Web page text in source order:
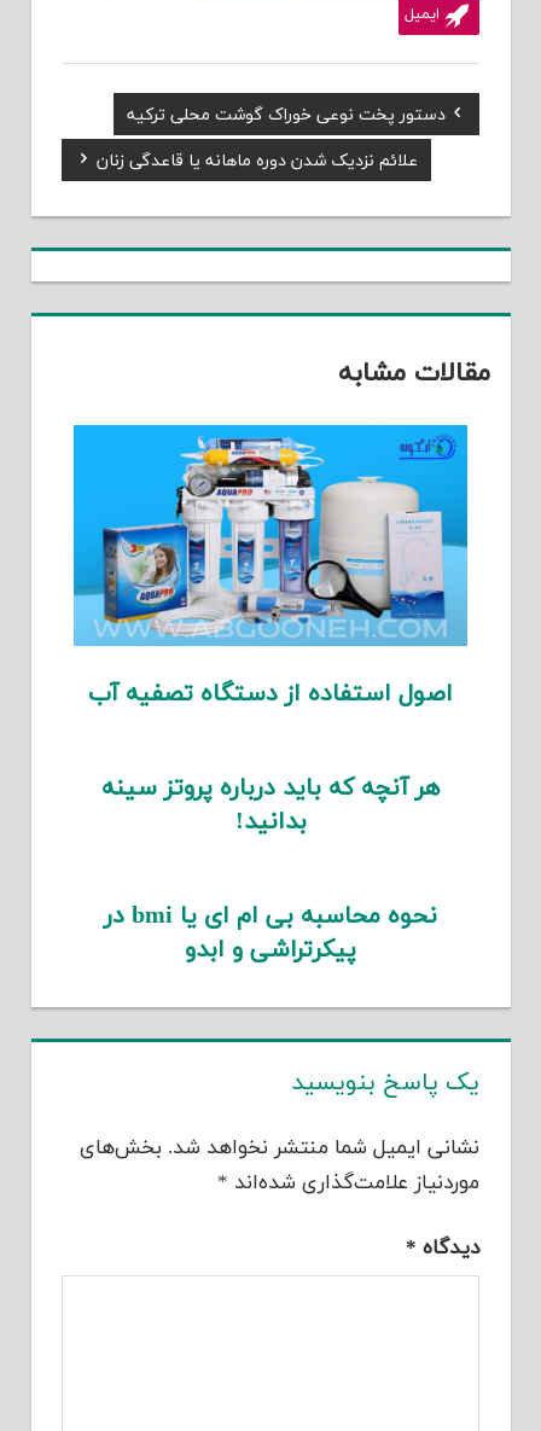
ایمیل
راهبری
نوشته
Previous
Post:
دستور پخت نوعی خوراک گوشت محلی ترکیه
Next
Post:
علائم نزدیک شدن دوره ماهانه یا قاعدگی زنان
مقالات مشابه
اصول استفاده از دستگاه تصفیه آب
هر آنچه که باید درباره پروتز سینه
بدانید!
نحوه محاسبه بی ام ای یا bmi در
پیکرتراشی و ابدو
یک پاسخ بنویسید
نشانی ایمیل شما منتشر نخواهد شد. بخش‌های
موردنیاز علامت‌گذاری شده‌اند *
دیدگاه *